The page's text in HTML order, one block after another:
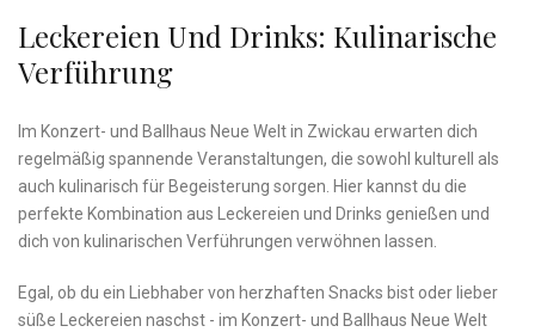
Leckereien Und Drinks: Kulinarische
Verführung
Im Konzert-⁤ und Ballhaus Neue ⁢Welt in​ Zwickau erwarten dich
regelmäßig ⁤spannende Veranstaltungen, die sowohl ⁢kulturell als
‍auch kulinarisch für Begeisterung sorgen. Hier kannst du die
perfekte Kombination aus Leckereien und Drinks⁢ genießen und
dich von kulinarischen Verführungen ⁣verwöhnen lassen.
Egal,​ ob du ein Liebhaber‍ von herzhaften ⁣Snacks bist oder lieber
süße Leckereien naschst -⁤ im Konzert- und Ballhaus Neue ⁤Welt